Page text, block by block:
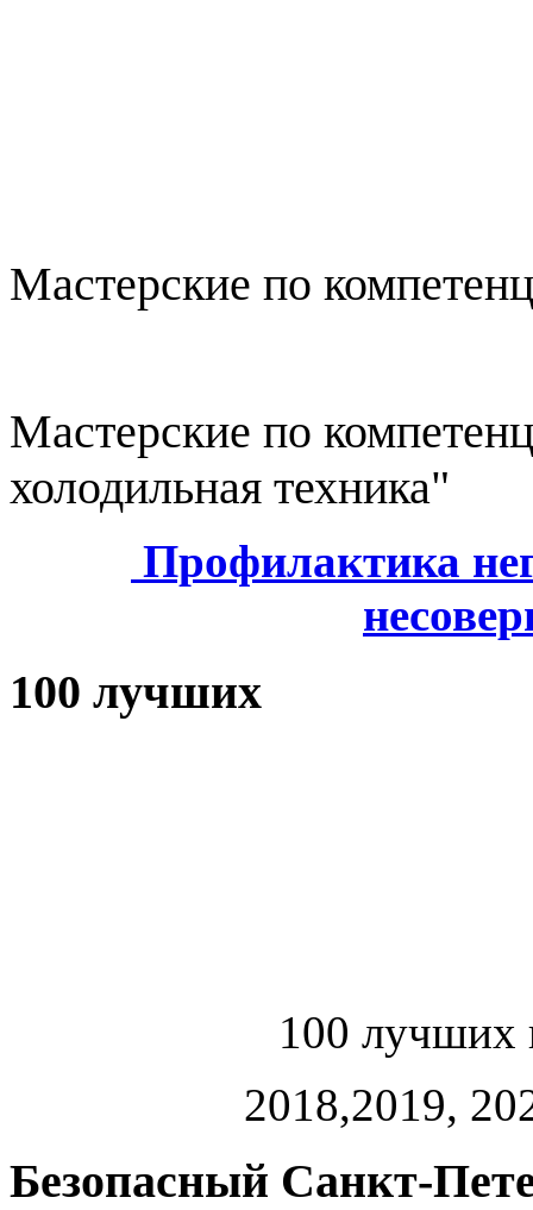
Мастерские по
Мастерские по
холодильная техника"
Профилактика
100 лучших
100 лучших
2018,2019,
Безопасный Санкт-